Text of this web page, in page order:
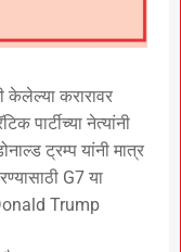
करारावर
पार्टीच्या नेत्यांनी
ट्रम्प यांनी मात्र
G7 या
Trump